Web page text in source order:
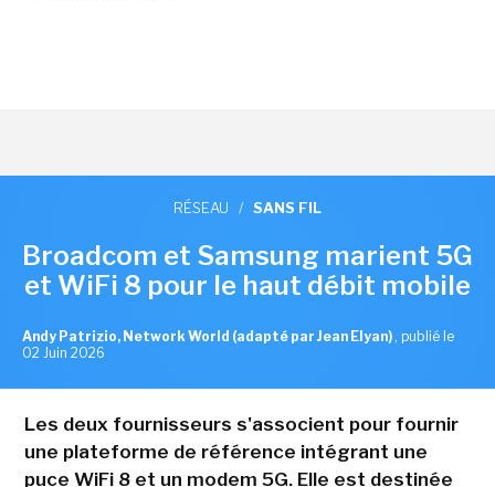
RÉSEAU / SANS FIL
Broadcom et Samsung marient 5G
et WiFi 8 pour le haut débit mobile
Andy Patrizio, Network World (adapté par Jean Elyan) , publié le
02 Juin 2026
Les deux fournisseurs s'associent pour fournir
une plateforme de référence intégrant une
puce WiFi 8 et un modem 5G. Elle est destinée